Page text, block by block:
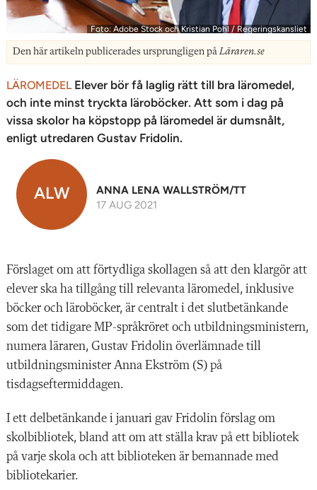
Foto: Adobe Stock och Kristian Pohl / Regeringskansliet
Den här artikeln publicerades ursprungligen påLäraren.se
LÄROMEDEL Elever bör få laglig rätt till bra läromedel,
och inte minst tryckta läroböcker. Att som i dag på
vissa skolor ha köpstopp på läromedel är dumsnålt,
enligt utredaren Gustav Fridolin.
ALW
ANNA LENA WALLSTRÖM/TT
17 AUG 2021
Förslaget om att förtydliga skollagen så att den klargör att
elever ska ha tillgång till relevanta läromedel, inklusive
böcker och läroböcker, är centralt i det slutbetänkande
som det tidigare MP-språkröret och utbildningsministern,
numera läraren, Gustav Fridolin överlämnade till
utbildningsminister Anna Ekström (S) på
tisdagseftermiddagen.
I ett delbetänkande i januari gav Fridolin förslag om
skolbibliotek, bland att om att ställa krav på ett bibliotek
på varje skola och att biblioteken är bemannade med
bibliotekarier.